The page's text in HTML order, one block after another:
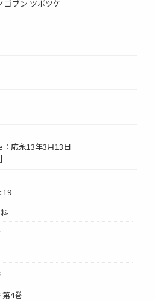
ゴブン ツボツケ
応永13年3月13日
4巻